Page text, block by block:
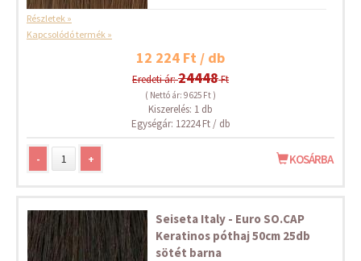
Részletek »
Kapcsolódó termék »
12 224 Ft / db
Eredeti ár:24448Ft
( Nettó ár: 9 625 Ft )
Kiszerelés: 1 db
Egységár: 12224 Ft / db
- + KOSÁRBA
Seiseta Italy - Euro SO.CAP
Keratinos póthaj 50cm 25db
sötét barna